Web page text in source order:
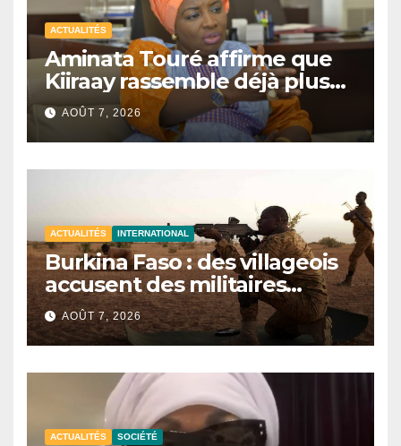
ACTUALITÉS
Aminata Touré affirme que
Kiiraay rassemble déjà plus
de la moitié des maires du
Sénégal
AOÛT 7, 2026
ACTUALITÉS INTERNATIONAL
Burkina Faso : des villageois
accusent des militaires
d’avoir tué au moins 48 civils
après une attaque terroriste
AOÛT 7, 2026
ACTUALITÉS SOCIÉTÉ